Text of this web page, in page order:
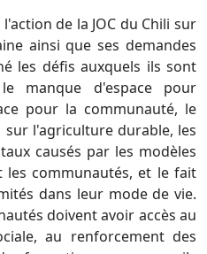
de la JOC du Chili sur
ainsi que ses demandes
les défis auxquels ils sont
manque d'espace pour
pour la communauté, le
sur l'agriculture durable, les
causés par les modèles
communautés, et le fait
dans leur mode de vie.
doivent avoir accès au
au renforcement des